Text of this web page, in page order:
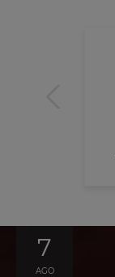
7
AGO